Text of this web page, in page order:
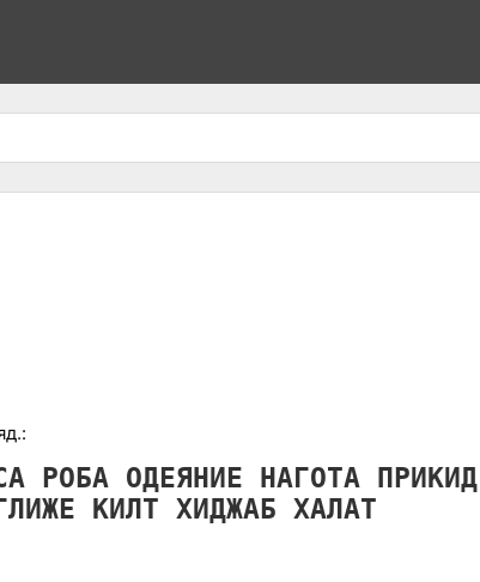
РОБА ОДЕЯНИЕ НАГОТА ПРИКИД
КИЛТ ХИДЖАБ ХАЛАТ